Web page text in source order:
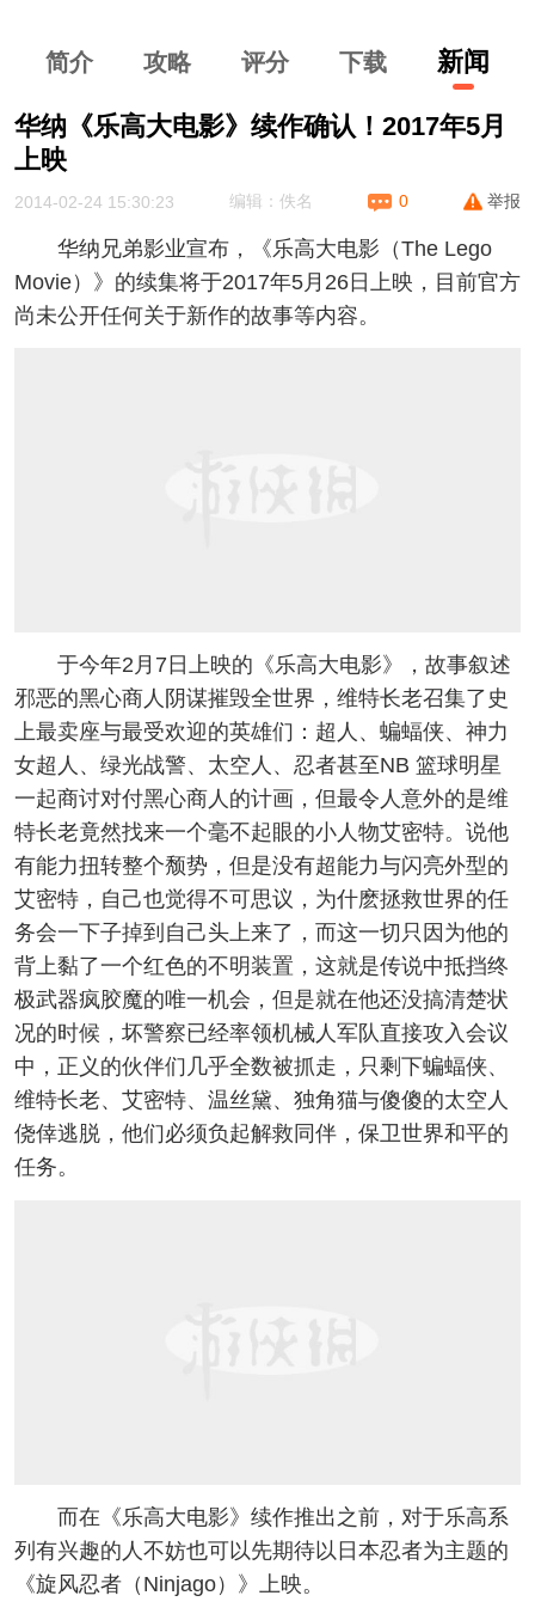
简介 攻略 评分 下载 新闻
华纳《乐高大电影》续作确认！2017年5月
上映
2014-02-24 15:30:23 编辑：佚名 0 举报
华纳兄弟影业宣布，《乐高大电影（The Lego
Movie）》的续集将于2017年5月26日上映，目前官方
尚未公开任何关于新作的故事等内容。
于今年2月7日上映的《乐高大电影》，故事叙述
邪恶的黑心商人阴谋摧毁全世界，维特长老召集了史
上最卖座与最受欢迎的英雄们：超人、蝙蝠侠、神力
女超人、绿光战警、太空人、忍者甚至NB 篮球明星
一起商讨对付黑心商人的计画，但最令人意外的是维
特长老竟然找来一个毫不起眼的小人物艾密特。说他
有能力扭转整个颓势，但是没有超能力与闪亮外型的
艾密特，自己也觉得不可思议，为什麽拯救世界的任
务会一下子掉到自己头上来了，而这一切只因为他的
背上黏了一个红色的不明装置，这就是传说中抵挡终
极武器疯胶魔的唯一机会，但是就在他还没搞清楚状
况的时候，坏警察已经率领机械人军队直接攻入会议
中，正义的伙伴们几乎全数被抓走，只剩下蝙蝠侠、
维特长老、艾密特、温丝黛、独角猫与傻傻的太空人
侥倖逃脱，他们必须负起解救同伴，保卫世界和平的
任务。
而在《乐高大电影》续作推出之前，对于乐高系
列有兴趣的人不妨也可以先期待以日本忍者为主题的
《旋风忍者（Ninjago）》上映。